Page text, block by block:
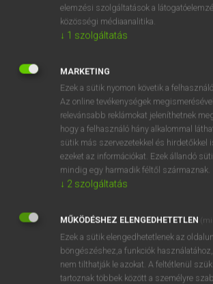
DÍJMENTES ANGOL SZÓTÁR
spawner
spawning-ground
spawning-season
elemzési szolgáltatások a
közösségi médiaanalitika.
↓ 1 szolgáltatás
MARKETING
Ezek a sütik nyomon követik a
Az online tevékenységek
relevánsabb reklámokat jeleníthetnek
hogy a felhasználó hány alkalommal
sütik más szervezetekkel és hirdetőkkel
ezeket az információkat. Ezek állandó
mindig egy harmadik féltől származnak.
↓ 2 szolgáltatás
MŰKÖDÉSHEZ ELENGEDHETETLEN
Ezek a sütik elengedhetetlenek az
böngészéshez,a funkciók
nem tilthatják le azokat. A feltétlenül
tartoznak többek között a személyre